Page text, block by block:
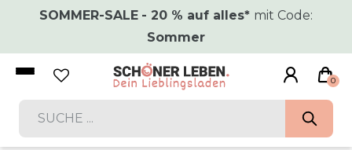
SOMMER-SALE - 20 % auf alles* mit Code:
Sommer
0